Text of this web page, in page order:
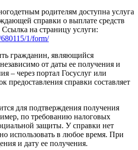
родителям доступна услуга
справки о выплате средств
на страницу услуги:
1/form/
гражданин, являющийся
от даты ее получения и
– через портал Госуслуг или
предоставления справки составляет
для подтверждения получения
по требованию налоговых
защиты. У справки нет
использовать в любое время. При
и дату ее получения.